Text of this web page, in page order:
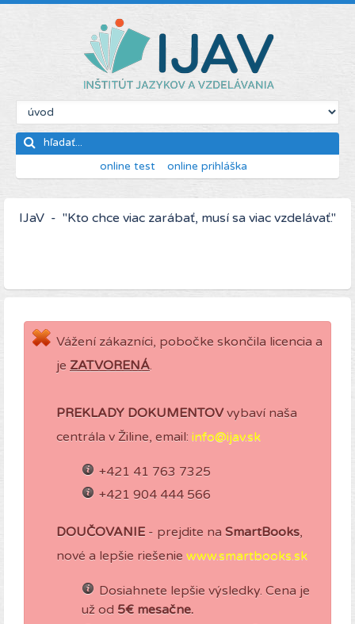
online test online prihláška
IJaV - "Kto chce viac zarábať, musí sa viac vzdelávať."
Vážení zákazníci, pobočke skončila licencia a
je ZATVORENÁ.
PREKLADY DOKUMENTOVvybaví naša
centrála v Žiline, email: info@ijav.sk
+421 41 763 7325
+421 904 444 566
DOUČOVANIE - prejdite na SmartBooks,
nové a lepšie riešenie www.smartbooks.sk
Dosiahnete lepšie výsledky. Cena je
už od 5€ mesačne.